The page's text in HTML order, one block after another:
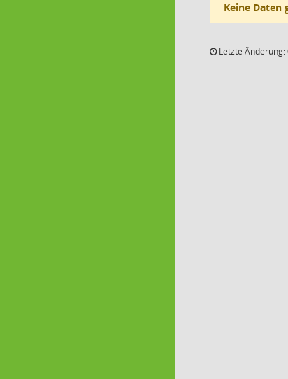
Keine Daten
Letzte Änderung: